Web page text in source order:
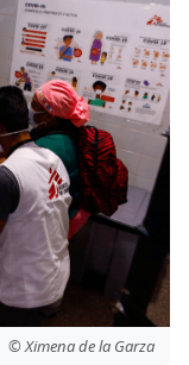
© Ximena de la Garza